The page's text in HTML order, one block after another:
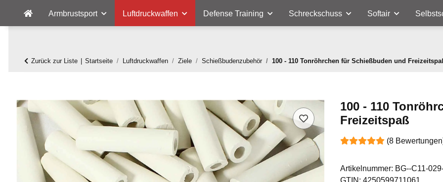
Armbrustsport Luftdruckwaffen Defense Training Schreckschuss Softair
Zurück zur Liste Startseite Luftdruckwaffen Ziele Schießbudenzubehör 100 - 110 Tonröhrchen für Schießbuden und
100 - 110
Freizeitspaß
(8
Artikelnummer: BG--C11-
GTIN: 4250599711061